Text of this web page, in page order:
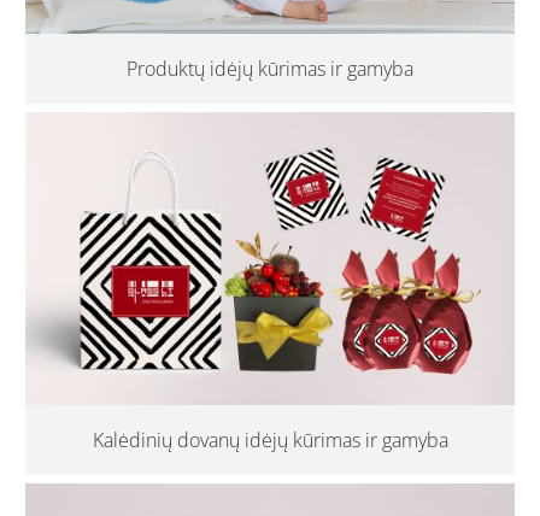
Produktų idėjų kūrimas ir gamyba
Kalėdinių dovanų idėjų kūrimas ir gamyba